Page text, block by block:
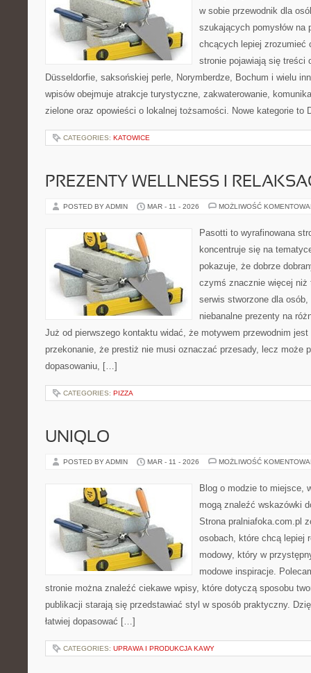
w sobie przewodnik dla
szukających pomysłów na
chcących lepiej zrozumieć
stronie pojawiają się treści
Düsseldorfie, saksońskiej perle, Norymberdze, Bochum i wielu
wpisów obejmuje atrakcje turystyczne, zakwaterowanie,
zielone oraz opowieści o lokalnej tożsamości. Nowe kategorie to
CATEGORIES: KATOWICE
PREZENTY WELLNESS I
POSTED BY ADMIN MAR - 11 - 2026 MOŻLIWOŚĆ
Pasotti to wyrafinowana
koncentruje się na
pokazuje, że dobrze
czymś znacznie więcej niż
serwis stworzone dla
niebanalne prezenty na
Już od pierwszego kontaktu widać, że motywem przewodnim
przekonanie, że prestiż nie musi oznaczać przesady, lecz może
dopasowaniu, […]
CATEGORIES: PIZZA
UNIQLO
POSTED BY ADMIN MAR - 11 - 2026 MOŻLIWOŚĆ
Blog o modzie to miejsce,
mogą znaleźć wskazówki
Strona pralniafoka.com.pl
osobach, które chcą lepiej
modowy, który w
modowe inspiracje.
stronie można znaleźć ciekawe wpisy, które dotyczą sposobu
publikacji starają się przedstawiać styl w sposób praktyczny.
łatwiej dopasować […]
CATEGORIES: UPRAWA I PRODUKCJA KAWY